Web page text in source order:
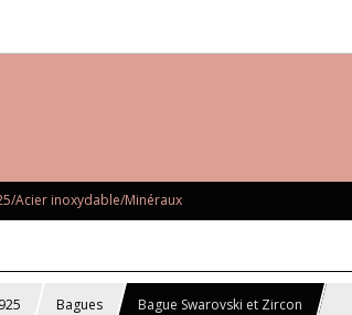
Acier inoxydable/Minéraux
Bagues Bague Swarovski et Zircon